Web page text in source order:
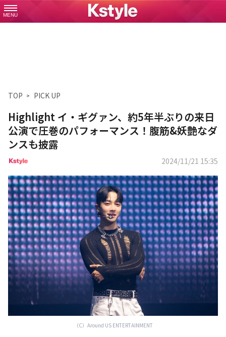
MENU
TOP PICK UP
Highlight イ・ギグァン、約5年半ぶりの来日
公演で圧巻のパフォーマンス！腹筋&妖艶なダ
ンスも披露
2024/11/21 15:35
（C）️Around US ENTERTAINMENT